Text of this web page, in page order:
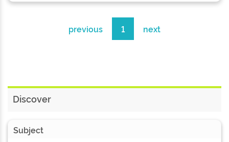
previous 1 next
Discover
Subject